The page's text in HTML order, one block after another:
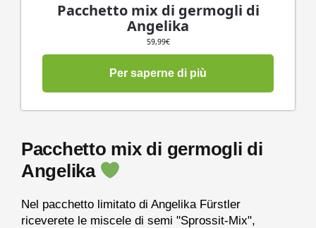
Pacchetto mix di germogli di
Angelika
59,99€
Per saperne di più
Pacchetto mix di germogli di
Angelika
Nel pacchetto limitato di Angelika Fürstler
riceverete le miscele di semi "Sprossit-Mix",